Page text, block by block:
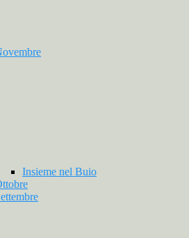
Insieme nel Buio